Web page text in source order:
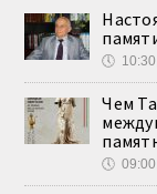
🕔
Чем
🕔